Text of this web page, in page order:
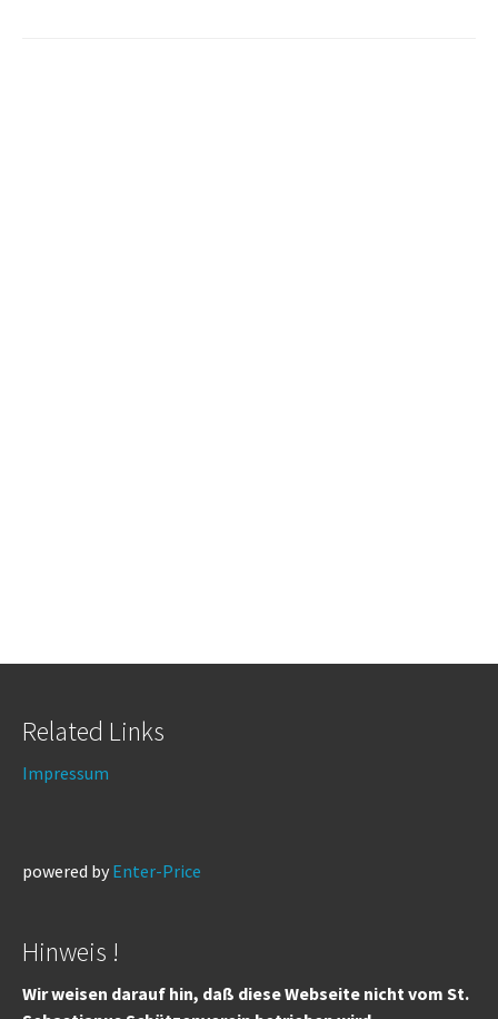
Related Links
Impressum
powered by Enter-Price
Hinweis !
Wir weisen darauf hin, daß diese Webseite nicht vom St.